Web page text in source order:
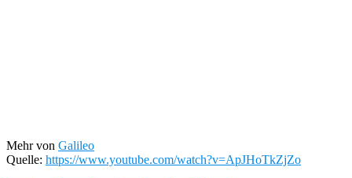
Mehr von Galileo
Quelle: https://www.youtube.com/watch?v=ApJHoTkZjZo